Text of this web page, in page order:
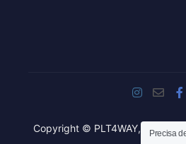
Copyright © PLT4WAY, 2020 -
Precisa